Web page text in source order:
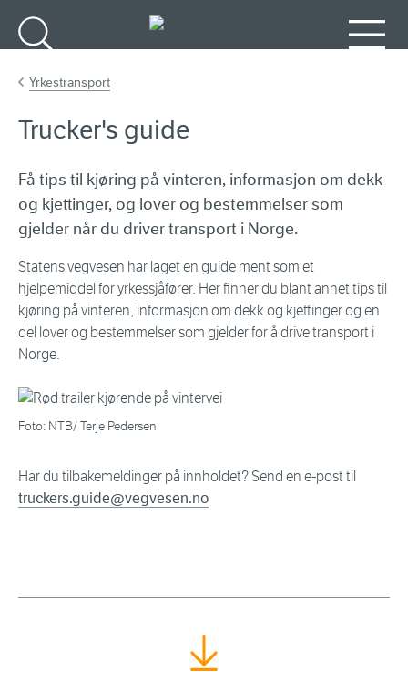
Yrkestransport
Trucker's guide
Få tips til kjøring på vinteren, informasjon om dekk
og kjettinger, og lover og bestemmelser som
gjelder når du driver transport i Norge.
Statens vegvesen har laget en guide ment som et
hjelpemiddel for yrkessjåfører. Her finner du blant annet tips til
kjøring på vinteren, informasjon om dekk og kjettinger og en
del lover og bestemmelser som gjelder for å drive transport i
Norge.
Foto: NTB/ Terje Pedersen
Har du tilbakemeldinger på innholdet? Send en e-post til
truckers.guide@vegvesen.no